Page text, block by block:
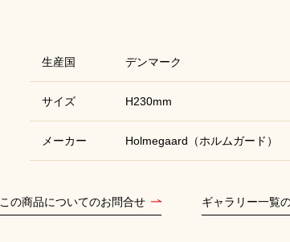
生産国 デンマーク
サイズ H230mm
メーカー Holmegaard（ホルムガード）
この商品についてのお問合せ ギャラリー一覧